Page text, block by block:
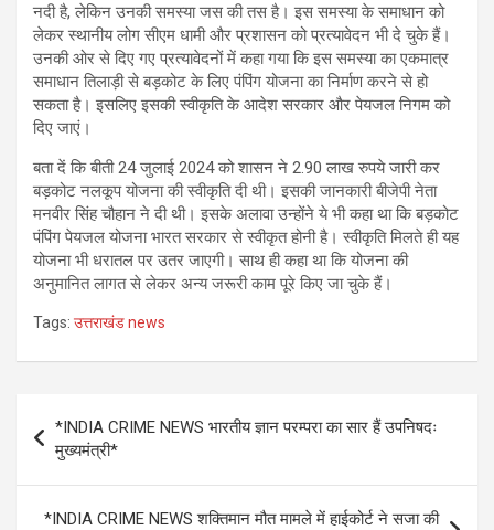
नदी है, लेकिन उनकी समस्या जस की तस है। इस समस्या के समाधान को
लेकर स्थानीय लोग सीएम धामी और प्रशासन को प्रत्यावेदन भी दे चुके हैं।
उनकी ओर से दिए गए प्रत्यावेदनों में कहा गया कि इस समस्या का एकमात्र
समाधान तिलाड़ी से बड़कोट के लिए पंपिंग योजना का निर्माण करने से हो
सकता है। इसलिए इसकी स्वीकृति के आदेश सरकार और पेयजल निगम को
दिए जाएं।
बता दें कि बीती 24 जुलाई 2024 को शासन ने 2.90 लाख रुपये जारी कर
बड़कोट नलकूप योजना की स्वीकृति दी थी। इसकी जानकारी बीजेपी नेता
मनवीर सिंह चौहान ने दी थी। इसके अलावा उन्होंने ये भी कहा था कि बड़कोट
पंपिंग पेयजल योजना भारत सरकार से स्वीकृत होनी है। स्वीकृति मिलते ही यह
योजना भी धरातल पर उतर जाएगी। साथ ही कहा था कि योजना की
अनुमानित लागत से लेकर अन्य जरूरी काम पूरे किए जा चुके हैं।
Tags: उत्तराखंड news
navigation
*INDIA CRIME NEWS भारतीय ज्ञान परम्परा का सार हैं उपनिषदः
मुख्यमंत्री*
*INDIA CRIME NEWS शक्तिमान मौत मामले में हाईकोर्ट ने सजा की